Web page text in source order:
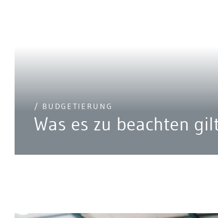
/ BUDGETIERUNG
Was es zu beachten